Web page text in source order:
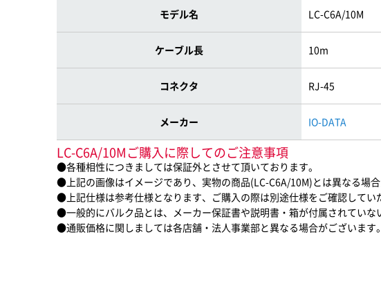
モデル名 LC-C6A/10M
ケーブル長 10m
コネクタ RJ-45
メーカー IO-DATA
LC-C6A/10Mご購入に際してのご注意事項
●各種相性につきましては保証外とさせて頂いております。
●上記の画像はイメージであり、実物の商品(LC-C6A/10M)とは異なる場合
●上記仕様は参考仕様となります、ご購入の際は別途仕様をご確認してい
●一般的にバルク品とは、メーカー保証書や説明書・箱が付属されていな
●通販価格に関しましては各店舗・法人事業部と異なる場合がございます。